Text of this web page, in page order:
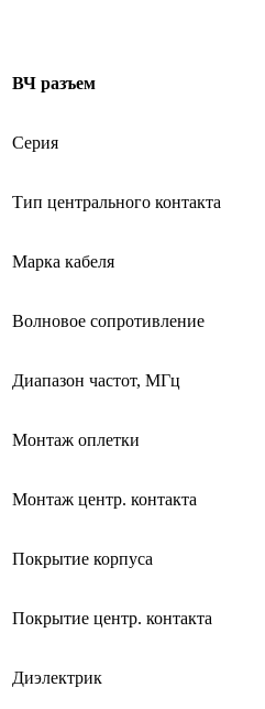
ВЧ разъем
Серия
Тип центрального контакта
Марка кабеля
Волновое сопротивление
Диапазон частот, МГц
Монтаж оплетки
Монтаж центр. контакта
Покрытие корпуса
Покрытие центр. контакта
Диэлектрик